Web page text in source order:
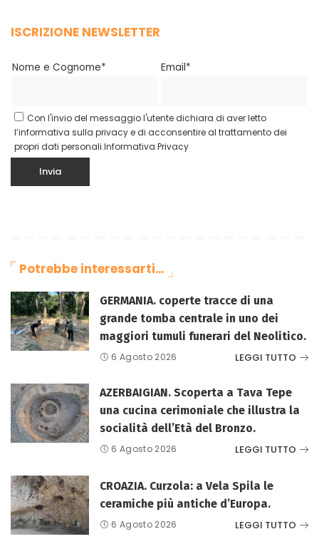
ISCRIZIONE NEWSLETTER
Nome e Cognome* Email*
Con l'invio del messaggio l'utente dichiara di aver letto
l’informativa sulla privacy e di acconsentire al trattamento dei
propri dati personali.Informativa Privacy
Potrebbe interessarti…
GERMANIA. coperte tracce di una
grande tomba centrale in uno dei
maggiori tumuli funerari del Neolitico.
6 Agosto 2026 LEGGI TUTTO
AZERBAIGIAN. Scoperta a Tava Tepe
una cucina cerimoniale che illustra la
socialità dell’Età del Bronzo.
6 Agosto 2026 LEGGI TUTTO
CROAZIA. Curzola: a Vela Spila le
ceramiche più antiche d’Europa.
6 Agosto 2026 LEGGI TUTTO